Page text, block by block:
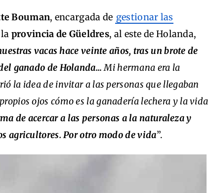
Bouman, encargada de gestionar las
provincia de Güeldres, al este de Holanda,
vacas hace veinte años, tras un brote de
ganado de Holanda…Mi hermana era la
la idea de invitar a las personas que llegaban
ojos cómo es la ganadería lechera y la vida
de acercar a las personas a la naturaleza y
agricultores. Por otro modo de vida”.